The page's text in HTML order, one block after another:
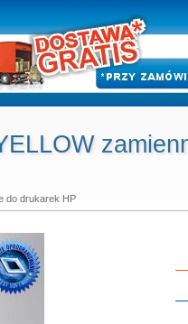
do drukarek HP